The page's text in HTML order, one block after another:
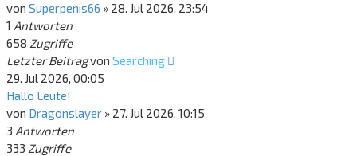
von Superpenis66 » 28. Jul 2026, 23:54
1 Antworten
658 Zugriffe
Letzter Beitragvon Searching
29. Jul 2026, 00:05
Hallo Leute!
von Dragonslayer » 27. Jul 2026, 10:15
3 Antworten
333 Zugriffe